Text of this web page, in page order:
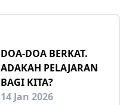
DOA-DOA BERKAT.
ADAKAH PELAJARAN
BAGI KITA?
14 Jan 2026